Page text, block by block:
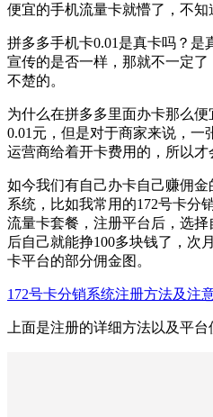
便宜的手机流量卡就懵了，不知
拼多多手机卡0.01是真卡吗？是
宣传的是否一样，那就不一定
不楚的。
为什么在拼多多里面办卡那么
0.01元，但是对于商家来说，一
运营商给着开卡费用的，所以才
如今我们有自己办卡自己赚佣
系统，比如我常用的172号卡分
流量卡套餐，注册平台后，选
后自己就能挣100多块钱了，次
卡平台的部分佣金图。
172号卡分销系统注册方法及注
上面是注册的详细方法以及平